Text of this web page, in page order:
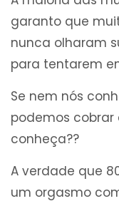
garanto que
nunca olharam
para tentarem
Se nem nós
podemos
conheça??
A verdade que
um orgasmo